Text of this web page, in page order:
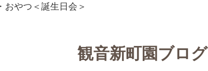
おやつ＜誕生日会＞
観音新町園ブログ